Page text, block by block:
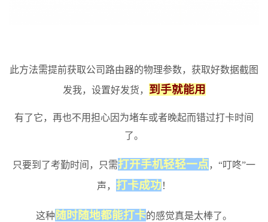
此方法需提前获取公司路由器的物理参数，获取好数据截图
发我，设置好发货， 到手就能用
有了它，再也不用担心因为堵车或者晚起而错过打卡时间
了。
只要到了考勤时间，只需打开手机轻轻一点，“叮咚”一
声， 打卡成功！
这种 随时随地都能打卡的感觉真是太棒了。